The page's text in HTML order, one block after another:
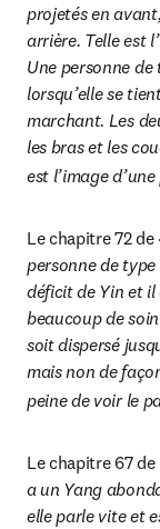
projetés en
arrière. Telle est
Une personne
lorsqu’elle se
marchant. Les
les bras et les
est l’image
Le chapitre 72 de
personne de
déficit de Yin et il
beaucoup de
soit dispersé
mais non de
peine de voir le
Le chapitre 67
a un Yang
elle parle vite et